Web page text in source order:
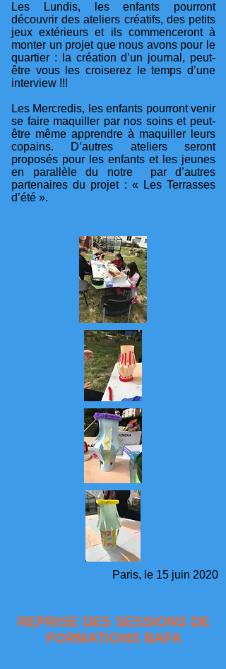
Les Lundis, les enfants pourront
découvrir des ateliers créatifs, des petits
jeux extérieurs et ils commenceront à
monter un projet que nous avons pour le
quartier : la création d’un journal, peut-
être vous les croiserez le temps d’une
interview !!!
Les Mercredis, les enfants pourront venir
se faire maquiller par nos soins et peut-
être même apprendre à maquiller leurs
copains. D’autres ateliers seront
proposés pour les enfants et les jeunes
en parallèle du notre par d’autres
partenaires du projet : « Les Terrasses
d’été ».
Paris, le 15 juin 2020
REPRISE DES SESSIONS DE
FORMATIONS BAFA